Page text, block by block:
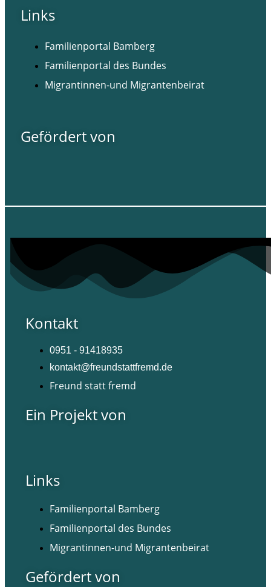
Links
Familienportal Bamberg
Familienportal des Bundes
Migrantinnen-und Migrantenbeirat
Gefördert von
Kontakt
0951 - 91418935
kontakt@freundstattfremd.de
Freund statt fremd
Ein Projekt von
Links
Familienportal Bamberg
Familienportal des Bundes
Migrantinnen-und Migrantenbeirat
Gefördert von